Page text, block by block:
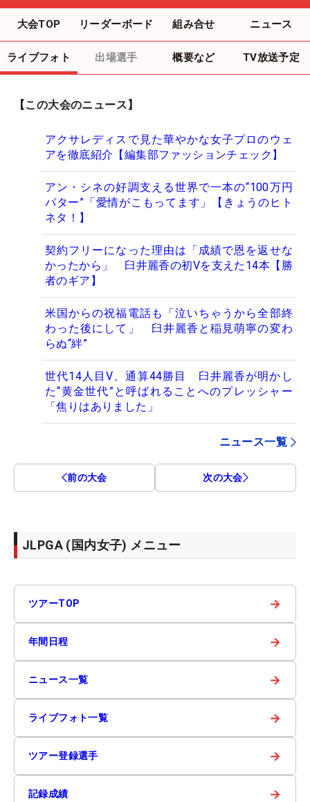
大会TOP リーダーボード 組み合せ ニュース
ライブフォト 出場選手 概要など TV放送予定
【この大会のニュース】
アクサレディスで見た華やかな女子プロのウェ
アを徹底紹介【編集部ファッションチェック】
アン・シネの好調支える世界で一本の“100万円
パター”「愛情がこもってます」【きょうのヒト
ネタ！】
契約フリーになった理由は「成績で恩を返せな
かったから」 臼井麗香の初Vを支えた14本【勝
者のギア】
米国からの祝福電話も「泣いちゃうから全部終
わった後にして」 臼井麗香と稲見萌寧の変わ
らぬ“絆”
世代14人目V、通算44勝目 臼井麗香が明かし
た“黄金世代”と呼ばれることへのプレッシャー
「焦りはありました」
ニュース一覧
前の大会 次の大会
JLPGA (国内女子) メニュー
ツアーTOP →
年間日程 →
ニュース一覧 →
ライブフォト一覧 →
ツアー登録選手 →
記録成績 →